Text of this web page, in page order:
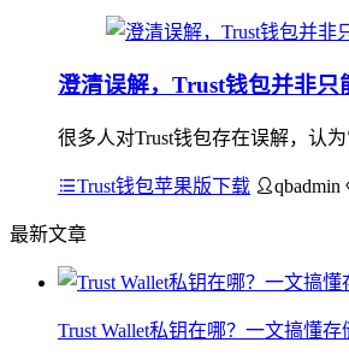
澄清误解，Trust钱包并非
很多人对Trust钱包存在误解，认
Trust钱包苹果版下载 qbadmin
最新文章
Trust Wallet私钥在哪？一文搞懂存